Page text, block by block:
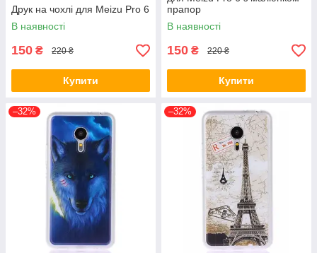
Друк на чохлі для Meizu Pro 6
В наявності
150 ₴ 220 ₴
Купити
прапор
В наявності
150 ₴ 220 ₴
Купити
–32% –32%